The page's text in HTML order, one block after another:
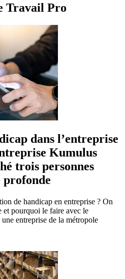
Travail Pro
dans l’entreprise
Kumulus
trois personnes
profonde
de handicap en entreprise ? On
et pourquoi le faire avec le
entreprise de la métropole